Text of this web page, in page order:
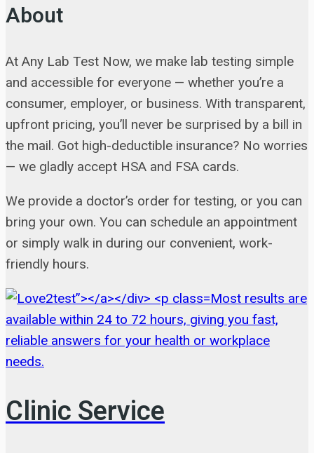
About
At Any Lab Test Now, we make lab testing simple
and accessible for everyone — whether you’re a
consumer, employer, or business. With transparent,
upfront pricing, you’ll never be surprised by a bill in
the mail. Got high-deductible insurance? No worries
— we gladly accept HSA and FSA cards.
We provide a doctor’s order for testing, or you can
bring your own. You can schedule an appointment
or simply walk in during our convenient, work-
friendly hours.
Most results are
available within 24 to 72 hours, giving you fast,
reliable answers for your health or workplace
needs.
Clinic Service